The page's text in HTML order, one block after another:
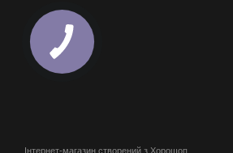
Інтернет-магазин створений з Хорошоп